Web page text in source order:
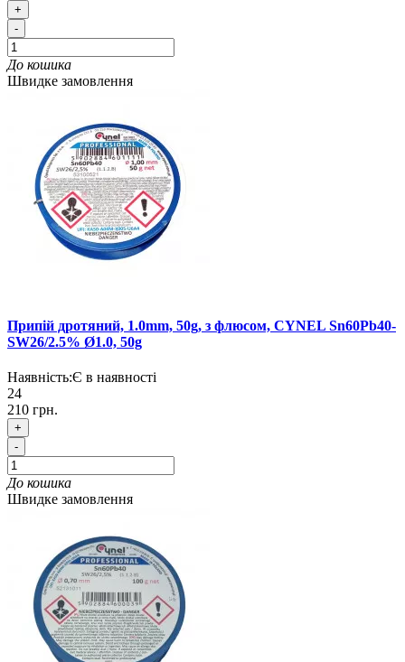
+
-
До кошика
Швидке замовлення
Припій дротяний, 1.0mm, 50g, з флюсом, CYNEL Sn60Pb40-
SW26/2.5% Ø1.0, 50g
Наявність:Є в наявності
24
210 грн.
+
-
До кошика
Швидке замовлення